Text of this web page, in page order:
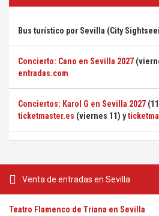
Venta de entradas en Sevilla
Teatro Flamenco de Triana en Sevilla
Bus turístico por Sevilla (City
Concierto: Cano en Sevilla 2027
entradas.com
Conciertos: Karol G en Sevilla 2027
ticketmaster.es (viernes 11) y